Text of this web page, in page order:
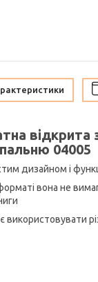
04005
дизайном і
вона не